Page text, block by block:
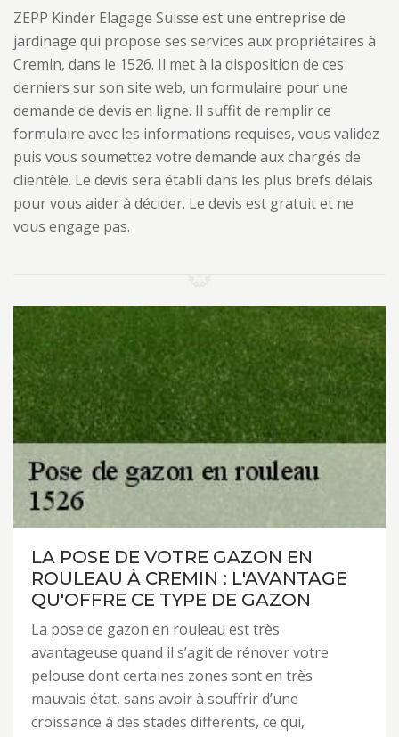
ZEPP Kinder Elagage Suisse est une entreprise de
jardinage qui propose ses services aux propriétaires à
Cremin, dans le 1526. Il met à la disposition de ces
derniers sur son site web, un formulaire pour une
demande de devis en ligne. Il suffit de remplir ce
formulaire avec les informations requises, vous validez
puis vous soumettez votre demande aux chargés de
clientèle. Le devis sera établi dans les plus brefs délais
pour vous aider à décider. Le devis est gratuit et ne
vous engage pas.
LA POSE DE VOTRE GAZON EN
ROULEAU À CREMIN : L'AVANTAGE
QU'OFFRE CE TYPE DE GAZON
La pose de gazon en rouleau est très
avantageuse quand il s’agit de rénover votre
pelouse dont certaines zones sont en très
mauvais état, sans avoir à souffrir d’une
croissance à des stades différents, ce qui,